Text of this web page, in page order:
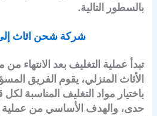
بالسطور التالية.
شركة شحن اثاث
تبدأ عملية التغليف بعد الانتهاء
الأثاث المنزلي، يقوم الفريق
باختيار مواد التغليف المناسبة
حدى، والهدف الأساسي من عملية